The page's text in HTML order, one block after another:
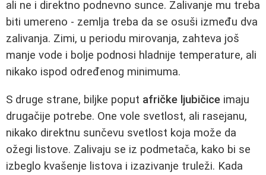
ali ne i direktno podnevno sunce. Zalivanje mu treba
biti umereno - zemlja treba da se osuši između dva
zalivanja. Zimi, u periodu mirovanja, zahteva još
manje vode i bolje podnosi hladnije temperature, ali
nikako ispod određenog minimuma.
S druge strane, biljke poput afričke ljubičice imaju
drugačije potrebe. One vole svetlost, ali rasejanu,
nikako direktnu sunčevu svetlost koja može da
ožegi listove. Zalivaju se iz podmetača, kako bi se
izbeglo kvašenje listova i izazivanje truleži. Kada